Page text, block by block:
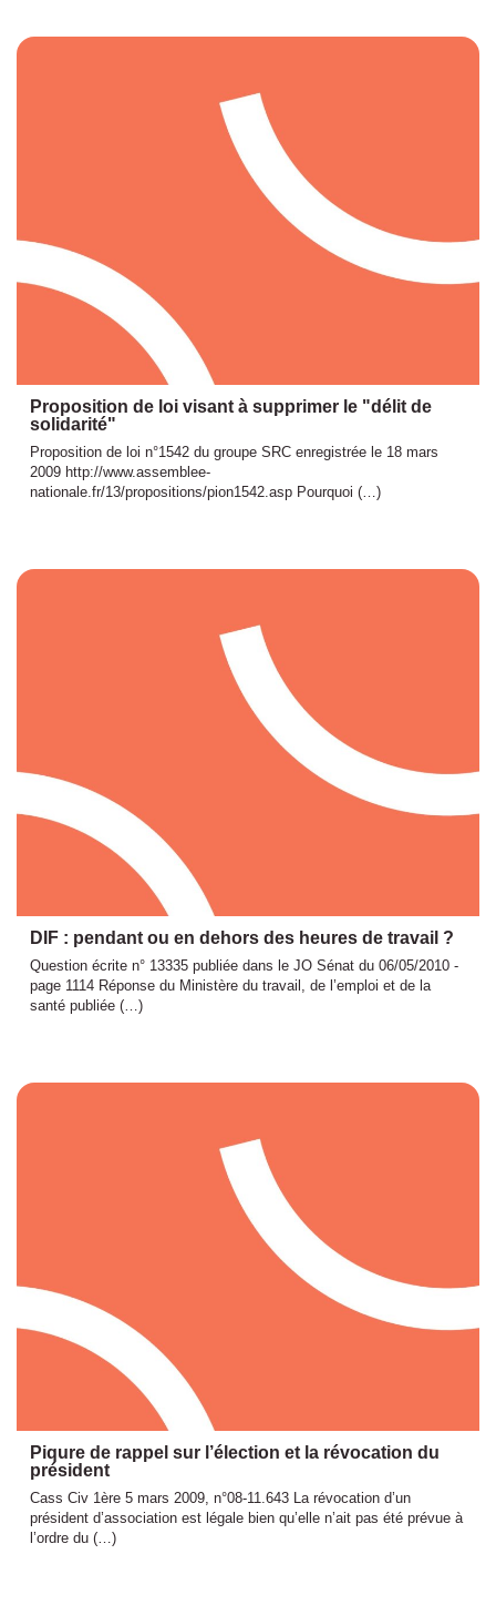
Proposition de loi visant à supprimer le "délit de
solidarité"
Proposition de loi n°1542 du groupe SRC enregistrée le 18 mars
2009 http://www.assemblee-
nationale.fr/13/propositions/pion1542.asp Pourquoi (…)
DIF : pendant ou en dehors des heures de travail ?
Question écrite n° 13335 publiée dans le JO Sénat du 06/05/2010 -
page 1114 Réponse du Ministère du travail, de l’emploi et de la
santé publiée (…)
Piqure de rappel sur l’élection et la révocation du
président
Cass Civ 1ère 5 mars 2009, n°08-11.643 La révocation d’un
président d’association est légale bien qu’elle n’ait pas été prévue à
l’ordre du (…)